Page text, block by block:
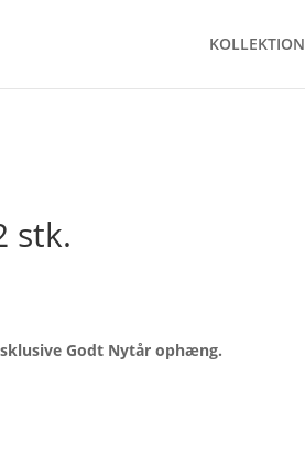
KOLLEKTION
stk.
Godt Nytår ophæng.